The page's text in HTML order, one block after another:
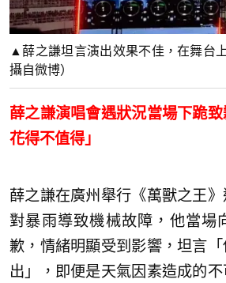
▲薛之謙坦言演出效果不佳，在舞台
攝自微博）
薛之謙演唱會遇狀況當場下跪
花得不值得」
薛之謙在廣州舉行《萬獸之王
對暴雨導致機械故障，他當場
歉，情緒明顯受到影響，坦言
出」，即便是天氣因素造成的